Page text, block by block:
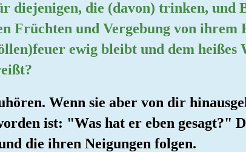
diejenigen, die (davon) trinken, und
Früchten und Vergebung von ihrem
ewig bleibt und dem heißes
Wenn sie aber von dir
ist: "Was hat er eben gesagt?"
die ihren Neigungen folgen.